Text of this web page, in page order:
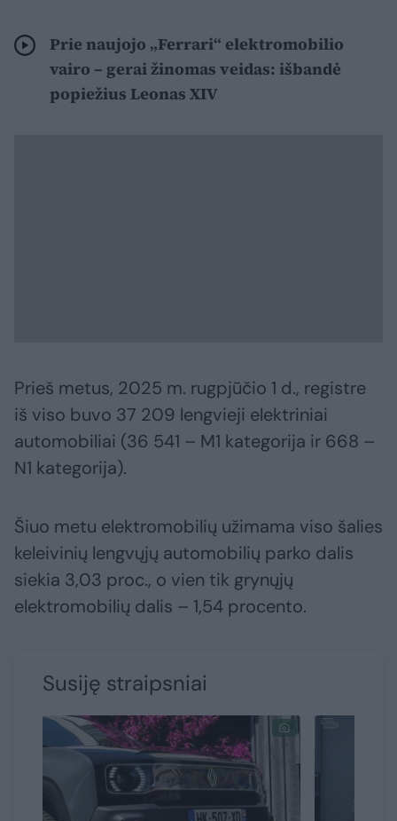
Prie naujojo „Ferrari“ elektromobilio
vairo – gerai žinomas veidas: išbandė
popiežius Leonas XIV
Prieš metus, 2025 m. rugpjūčio 1 d., registre
iš viso buvo 37 209 lengvieji elektriniai
automobiliai (36 541 – M1 kategorija ir 668 –
N1 kategorija).
Šiuo metu elektromobilių užimama viso šalies
keleivinių lengvųjų automobilių parko dalis
siekia 3,03 proc., o vien tik grynųjų
elektromobilių dalis – 1,54 procento.
Susiję straipsniai